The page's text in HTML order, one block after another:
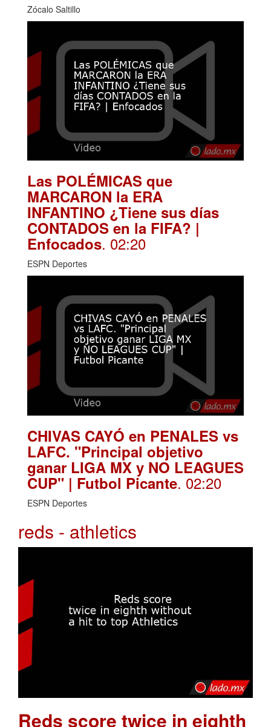
Zócalo Saltillo
Las POLÉMICAS que
MARCARON la ERA
INFANTINO ¿Tiene sus días
CONTADOS en la FIFA? |
Enfocados. 02:20
ESPN Deportes
CHIVAS CAYÓ en PENALES vs
LAFC. "Principal objetivo
ganar LIGA MX y NO LEAGUES
CUP" | Futbol Picante. 02:20
ESPN Deportes
reds - athletics
Reds score twice in eighth